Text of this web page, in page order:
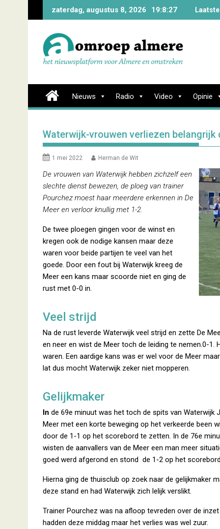
zaterdag, augustus 8, 2026 19:8:28
Nieuws Radio Video Opinie
Waterwijk-vrouwen verliezen belangrijk
1 mei 2022 Herman de Wit
De vrouwen van Waterwijk hebben zichzelf een
slechte dienst bewezen, de ploeg van trainer
Pourchez moest haar meerdere erkennen in De
Meer en verloor knullig met 1-2.
De twee ploegen gingen voor de winst en
kregen ook de nodige kansen maar deze
waren voor beide partijen te veel van het
goede. Door een fout bij Waterwijk kreeg de
Meer een kans maar scoorde niet en ging de
rust met 0-0 in.
Veel strijd
Na de rust leverde Waterwijk veel strijd en zette De
en neer en wist de Meer toch de leiding te nemen.0-1.
waren. Een aardige kans was er wel voor de Meer
lat dus mocht Waterwijk zeker niet mopperen.
Gelijkmaker
In de 69e minuut was het toch de spits van Waterwijk
Meer met een korte beweging op het verkeerde been
door de 1-1 op het scorebord te zetten. In de 76e
wisten de aanvallers van de Meer een man meer
goed werd afgerond en stond de 1-2 op het
Hierna ging de thuisclub op zoek naar de gelijkmaker
deze stand en had Waterwijk zich lelijk verslikt.
Trainer Pourchez was na afloop tevreden over de
hadden deze middag maar het verlies was wel zuur.